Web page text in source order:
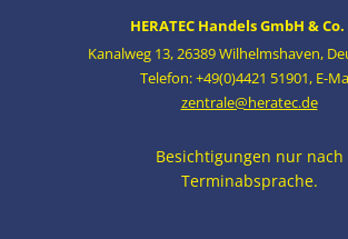
HERATEC Handels GmbH & Co.
Kanalweg 13,26389 Wilhelmshaven,
Telefon: +49(0)4421 51901, E-
zentrale@heratec.de
Besichtigungen nur nach
Terminabsprache.